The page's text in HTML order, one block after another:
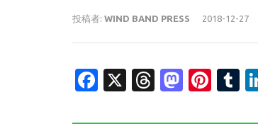
投稿者: WIND BAND PRESS 2018-12-27
Facebook
X Threads